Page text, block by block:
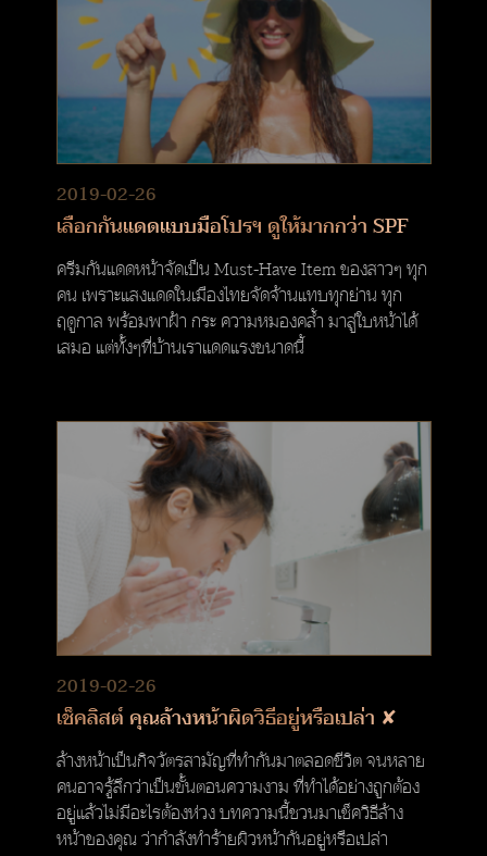
2019-02-26
เลือกกันแดดแบบมือโปรฯ ดูให้มากกว่า SPF
ครีมกันแดดหน้าจัดเป็น Must-Have Item ของสาวๆ ทุก
คน เพราะแสงแดดในเมืองไทยจัดจ้านแทบทุกย่าน ทุก
ฤดูกาล พร้อมพาฝ้า กระ ความหมองคล้ำ มาสู่ใบหน้าได้
เสมอ แต่ทั้งๆที่บ้านเราเเดดแรงขนาดนี้
2019-02-26
เช็คลิสต์ คุณล้างหน้าผิดวิธีอยู่หรือเปล่า ✘
ล้างหน้าเป็นกิจวัตรสามัญที่ทำกันมาตลอดชีวิต จนหลาย
คนอาจรู้สึกว่าเป็นขั้นตอนความงาม ที่ทำได้อย่างถูกต้อง
อยู่แล้วไม่มีอะไรต้องห่วง บทความนี้ชวนมาเช็ควิธีล้าง
หน้าของคุณ ว่ากำลังทำร้ายผิวหน้ากันอยู่หรือเปล่า